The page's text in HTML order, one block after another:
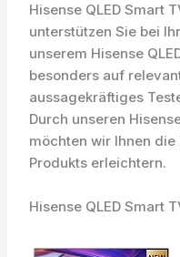
Hisense QLED Smart
unterstützen Sie bei
unserem Hisense
besonders auf
aussagekräftiges
Durch unseren
möchten wir Ihnen
Produkts erleichtern.
Hisense QLED Smart